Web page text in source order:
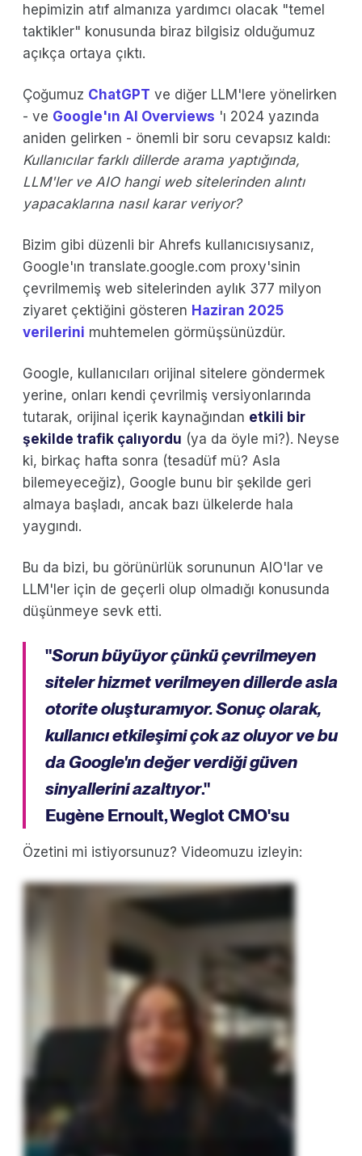
hepimizin atıf almanıza yardımcı olacak "temel
taktikler" konusunda biraz bilgisiz olduğumuz
açıkça ortaya çıktı.
Çoğumuz ChatGPT ve diğer LLM'lere yönelirken
- ve Google'ın AI Overviews 'ı 2024 yazında
aniden gelirken - önemli bir soru cevapsız kaldı:
Kullanıcılar farklı dillerde arama yaptığında,
LLM'ler ve AIO hangi web sitelerinden alıntı
yapacaklarına nasıl karar veriyor?
Bizim gibi düzenli bir Ahrefs kullanıcısıysanız,
Google'ın translate.google.com proxy'sinin
çevrilmemiş web sitelerinden aylık 377 milyon
ziyaret çektiğini gösteren Haziran 2025
verilerini muhtemelen görmüşsünüzdür.
Google, kullanıcıları orijinal sitelere göndermek
yerine, onları kendi çevrilmiş versiyonlarında
tutarak, orijinal içerik kaynağından etkili bir
şekilde trafik çalıyordu (ya da öyle mi?). Neyse
ki, birkaç hafta sonra (tesadüf mü? Asla
bilemeyeceğiz), Google bunu bir şekilde geri
almaya başladı, ancak bazı ülkelerde hala
yaygındı.
Bu da bizi, bu görünürlük sorununun AIO'lar ve
LLM'ler için de geçerli olup olmadığı konusunda
düşünmeye sevk etti.
"Sorun büyüyor çünkü çevrilmeyen
siteler hizmet verilmeyen dillerde asla
otorite oluşturamıyor. Sonuç olarak,
kullanıcı etkileşimi çok az oluyor ve bu
da Google'ın değer verdiği güven
sinyallerini azaltıyor."
Eugène Ernoult, Weglot CMO'su
Özetini mi istiyorsunuz? Videomuzu izleyin: